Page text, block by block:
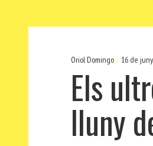
Oriol Domingo 16 de
Els
lluny